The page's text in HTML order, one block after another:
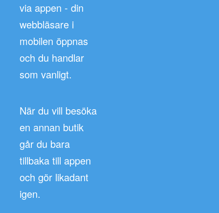
via appen - din
webbläsare i
mobilen öppnas
och du handlar
som vanligt.
När du vill besöka
en annan butik
går du bara
tillbaka till appen
och gör likadant
igen.